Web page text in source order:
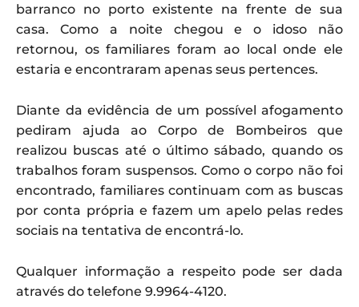
barranco no porto existente na frente de sua
casa. Como a noite chegou e o idoso não
retornou, os familiares foram ao local onde ele
estaria e encontraram apenas seus pertences.
Diante da evidência de um possível afogamento
pediram ajuda ao Corpo de Bombeiros que
realizou buscas até o último sábado, quando os
trabalhos foram suspensos. Como o corpo não foi
encontrado, familiares continuam com as buscas
por conta própria e fazem um apelo pelas redes
sociais na tentativa de encontrá-lo.
Qualquer informação a respeito pode ser dada
através do telefone 9.9964-4120.